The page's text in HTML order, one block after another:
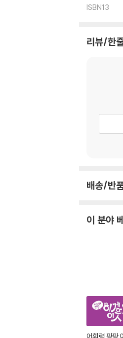
ISBN13
리뷰/한
배송/반
이 분야